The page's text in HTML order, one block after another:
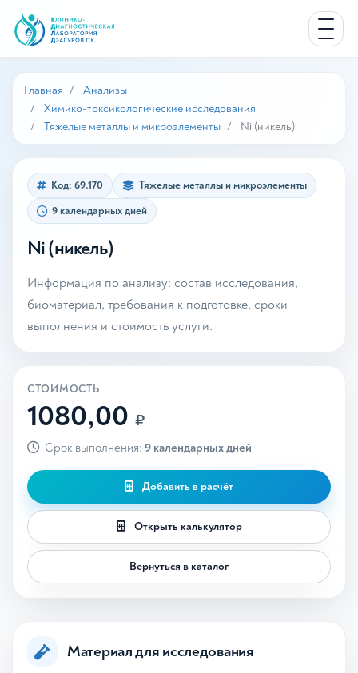
Главная
Анализы
Химико-токсикологические исследования
Тяжелые металлы и микроэлементы
Ni (никель)
Код: 69.170
Тяжелые металлы и микроэлементы
9 календарных дней
Ni (никель)
Информация по анализу: состав исследования,
биоматериал, требования к подготовке, сроки
выполнения и стоимость услуги.
СТОИМОСТЬ
1080,00 ₽
Срок выполнения: 9 календарных дней
Добавить в расчёт
Открыть калькулятор
Вернуться в каталог
Материал для исследования